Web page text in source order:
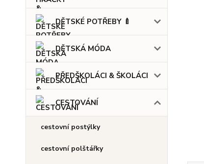
DĚTSKÉ POTŘEBY 🍼
DĚTSKÁ MÓDA
PŘEDŠKOLÁCI & ŠKOLÁCI
CESTOVÁNÍ
cestovní postýlky
cestovní polštářky